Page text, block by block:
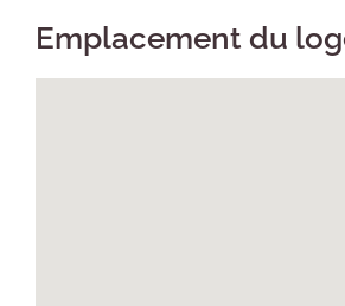
Emplacement du